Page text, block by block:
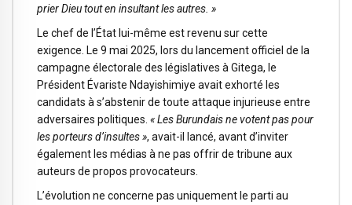
prier Dieu tout en insultant les autres. »
Le chef de l’État lui-même est revenu sur cette
exigence. Le 9 mai 2025, lors du lancement officiel de la
campagne électorale des législatives à Gitega, le
Président Évariste Ndayishimiye avait exhorté les
candidats à s’abstenir de toute attaque injurieuse entre
adversaires politiques. « Les Burundais ne votent pas pour
les porteurs d’insultes », avait-il lancé, avant d’inviter
également les médias à ne pas offrir de tribune aux
auteurs de propos provocateurs.
L’évolution ne concerne pas uniquement le parti au